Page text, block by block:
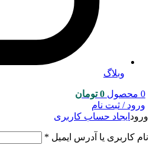
وبلاگ
0 محصول 0 تومان
ورود / ثبت نام
ورود ایجاد حساب کاربری
نام کاربری یا آدرس ایمیل *